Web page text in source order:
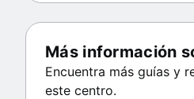
Más información
Encuentra más guías y
este centro.